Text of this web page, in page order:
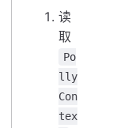
读
取
Po
lly
Con
tex